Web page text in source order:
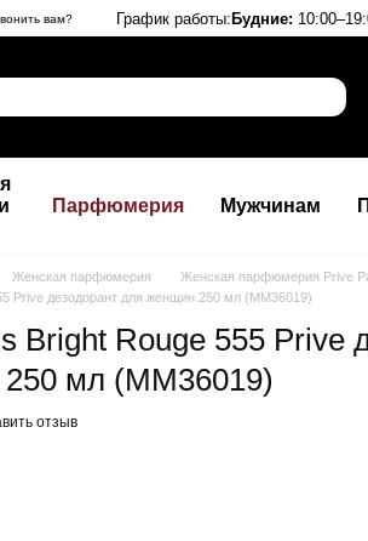
вам? График работы:Будние:
Парфюмерия Мужчинам
Женская парфюмерия
Женская парфюмерия Prive
Prive дезодорант для женщин 250 мл (MM36019)
Bright Rouge 555 Prive
мл (MM36019)
отзыв